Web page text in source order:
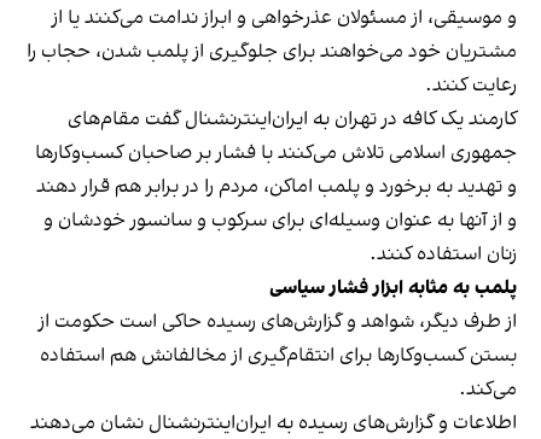
و موسیقی، از مسئولان عذرخواهی و ابراز ندامت می‌کنند یا از
مشتریان خود می‌خواهند برای جلوگیری از پلمب شدن، حجاب را
رعایت کنند.
کارمند یک کافه در تهران به ایران‌اینترنشنال گفت مقام‌های
جمهوری اسلامی تلاش می‌کنند با فشار بر صاحبان کسب‌وکارها
و تهدید به برخورد و پلمب اماکن، مردم را در برابر هم قرار دهند
و از آنها به عنوان وسیله‌ای برای سرکوب و سانسور خودشان و
زنان استفاده کنند.
پلمب به مثابه ابزار فشار سیاسی
از طرف دیگر، شواهد و گزارش‌های رسیده حاکی است حکومت از
بستن کسب‌وکارها برای انتقام‌گیری از مخالفانش هم استفاده
می‌کند.
اطلاعات و گزارش‌های رسیده به ایران‌اینترنشنال نشان می‌دهند